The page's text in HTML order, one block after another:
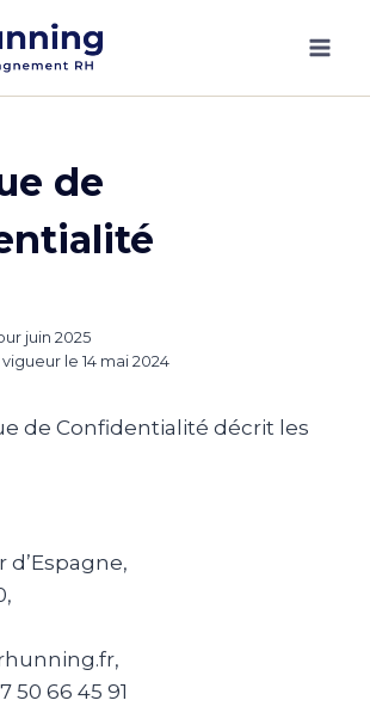
de
juin 2025
le 14 mai 2024
de Confidentialité décrit les
d’Espagne,
50 66 45 91